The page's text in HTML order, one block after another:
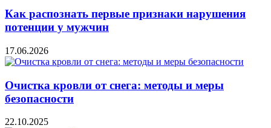
Как распознать первые признаки нарушения
потенции у мужчин
17.06.2026
Очистка кровли от снега: методы и меры
безопасности
22.10.2025